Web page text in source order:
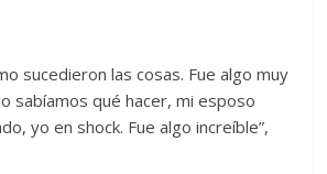
sucedieron las cosas. Fue algo muy
sabíamos qué hacer, mi esposo
yo en shock. Fue algo increíble”,